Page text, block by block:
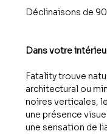
Déclinaisons de
Dans votre
Fatality trouve
architectural ou
noires verticales,
une présence
une sensation de